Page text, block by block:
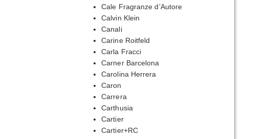
Cale Fragranze d’Autore
Calvin Klein
Canali
Carine Roitfeld
Carla Fracci
Carner Barcelona
Carolina Herrera
Caron
Carrera
Carthusia
Cartier
Cartier+RC